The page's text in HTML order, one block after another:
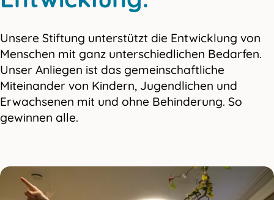
Unsere Stiftung unterstützt die Entwicklung von
Menschen mit ganz unterschiedlichen Bedarfen.
Unser Anliegen ist das gemeinschaftliche
Miteinander von Kindern, Jugendlichen und
Erwachsenen mit und ohne Behinderung. So
gewinnen alle.